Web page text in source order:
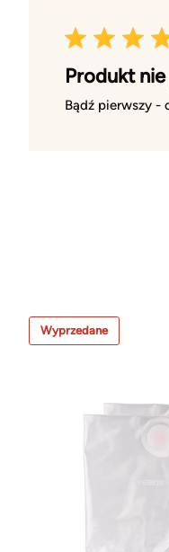
Produkt
Bądź pierwszy -
Wyprzedane